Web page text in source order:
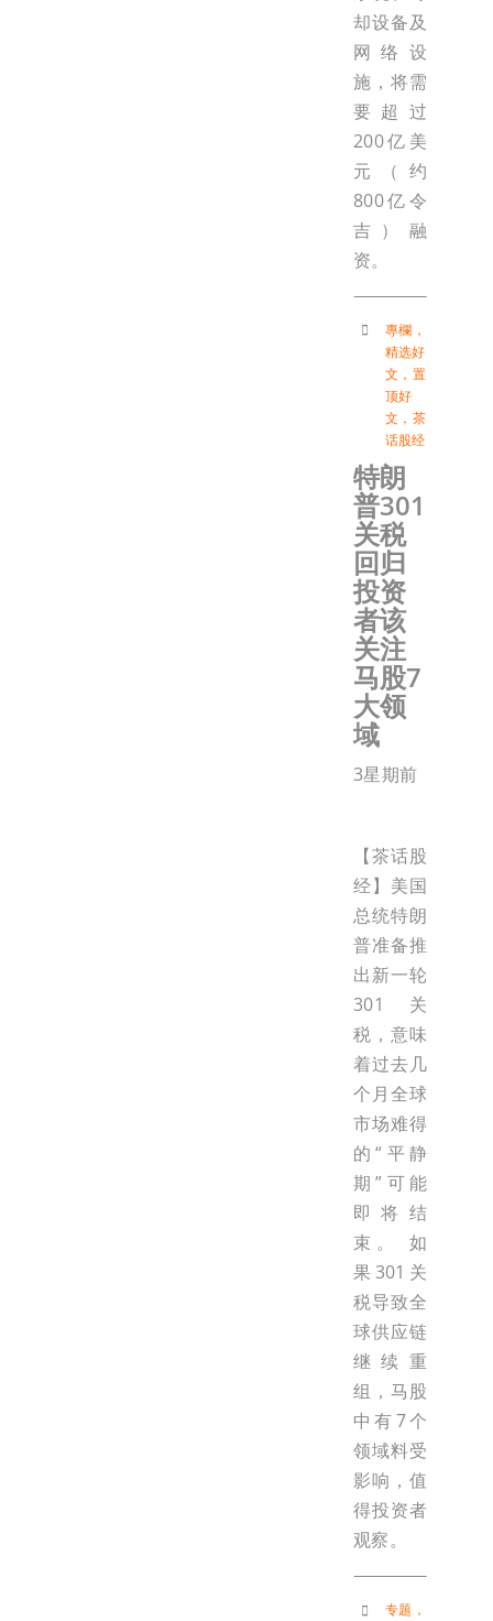
却设备及
网络设
施，将需
要超过
200亿美
元（约
800亿令
吉）融
资。
專欄 ，
精选好
文 ， 置
顶好
文 ， 茶
话股经
特朗
普301
关税
回归
投资
者该
关注
马股7
大领
域
3星期前
【茶话股
经】美国
总统特朗
普准备推
出新一轮
301关
税，意味
着过去几
个月全球
市场难得
的“平静
期”可能
即将结
束。 如
果301关
税导致全
球供应链
继续重
组，马股
中有7个
领域料受
影响，值
得投资者
观察。
专题 ，